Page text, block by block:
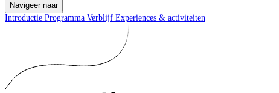
Navigeer naar
Introductie Programma Verblijf Experiences & activiteiten